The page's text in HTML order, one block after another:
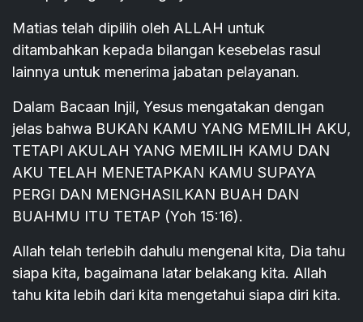
Matias telah dipilih oleh ALLAH untuk
ditambahkan kepada bilangan kesebelas rasul
lainnya untuk menerima jabatan pelayanan.
Dalam Bacaan Injil, Yesus mengatakan dengan
jelas bahwa BUKAN KAMU YANG MEMILIH AKU,
TETAPI AKULAH YANG MEMILIH KAMU DAN
AKU TELAH MENETAPKAN KAMU SUPAYA
PERGI DAN MENGHASILKAN BUAH DAN
BUAHMU ITU TETAP (Yoh 15:16).
Allah telah terlebih dahulu mengenal kita, Dia tahu
siapa kita, bagaimana latar belakang kita. Allah
tahu kita lebih dari kita mengetahui siapa diri kita.